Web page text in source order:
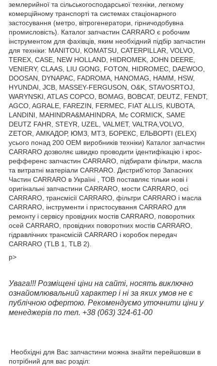
землерийної та сільськогосподарської техніки, легкому
комерційному транспорті та системах стаціонарного
застосування (метро, вітрогенератори, гірничодобувна
промисловість). Каталог запчастин CARRARO є робочим
інструментом для фахівців, яким необхідний підбір запчастин
для техніки: MANITOU, KOMATSU, CATERPILLAR, VOLVO,
TEREX, CASE, NEW HOLLAND, HIDROMEK, JOHN DEERE,
VENIERY, CLAAS, LIU GONG, FOTON, HIDROMEC, DAEWOO,
DOOSAN, DYNAPAC, FADROMA, HANOMAG, HAMM, HSW,
HYUNDAI, JCB, MASSEY-FERGUSON, O&K, STAVOSRTOJ,
WARYNSKI, ATLAS COPCO, BOMAG, BOBCAT, DEUTZ, FENDT,
AGCO, AGRALE, FAREZIN, FERMEC, FIAT ALLIS, KUBOTA,
LANDINI, MAHINDRA&MAHINDRA, Mc CORMICK, SAME
DEUTZ FAHR, STEYR, UZEL, VALMET, VALTRA,VOLVO,
ZETOR, АМКАДОР, ЮМЗ, МТЗ, БОРЕКС, ЕЛЬВОРТІ (ELEX)
усього понад 200 OEM виробників техніки) Каталог запчастин
CARRARO дозволяє швидко проводити ідентифікацію і крос-
рефференс запчастин CARRARO, підбирати фільтри, масла
та витратні матеріали CARRARO. Дистриб'ютор Запасних
Частин CARRARO в Україні , ТОВ поставляє тільки нові і
оригінальні запчастини CARRARO, мости CARRARO, осі
CARRARO, трансмісії CARRARO, фільтри CARRARO і масла
CARRARO, інструменти і пристосування CARRARO для
ремонту і сервісу провідних мостів CARRARO, поворотних
осей CARRARO, провідних поворотних мостів CARRARO,
гідравлічних трансмісій CARRARO і коробок передач
CARRARO (TLB 1, TLB 2).
p>
Увага!!! Розміщені ціни на сайті, носять виключно
ознайомлювальний характер і ні за яких умов не є
публічною офертою. Рекомендуємо уточнити ціни у
менеджерів по тел. +38 (063) 324-61-00
Необхідні для Вас запчастини можна знайти перейшовши в
потрібний для вас розділ: